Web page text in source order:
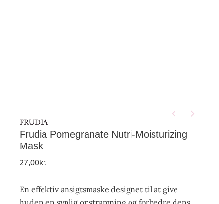
FRUDIA
Frudia Pomegranate Nutri-Moisturizing
Mask
27,00kr.
En effektiv ansigtsmaske designet til at give
huden en synlig opstramning og forbedre dens